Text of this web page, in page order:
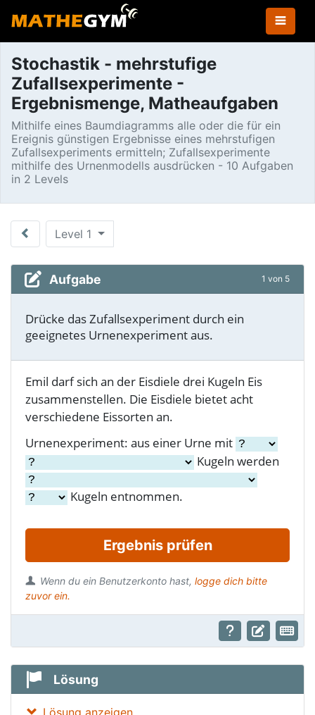
Stochastik - mehrstufige
Zufallsexperimente -
Ergebnismenge, Matheaufgaben
Mithilfe eines Baumdiagramms alle oder die für ein
Ereignis günstigen Ergebnisse eines mehrstufigen
Zufallsexperiments ermitteln; Zufallsexperimente
mithilfe des Urnenmodells ausdrücken - 10 Aufgaben
in 2 Levels
Level 1
Aufgabe 1 von 5
Drücke das Zufallsexperiment durch ein
geeignetes Urnenexperiment aus.
Emil darf sich an der Eisdiele drei Kugeln Eis
zusammenstellen. Die Eisdiele bietet acht
verschiedene Eissorten an.
Urnenexperiment: aus einer Urne mit
Kugeln werden
Kugeln entnommen.
Ergebnis prüfen
Wenn du ein Benutzerkonto hast, logge dich bitte
zuvor ein.
Lösung
Lösung anzeigen